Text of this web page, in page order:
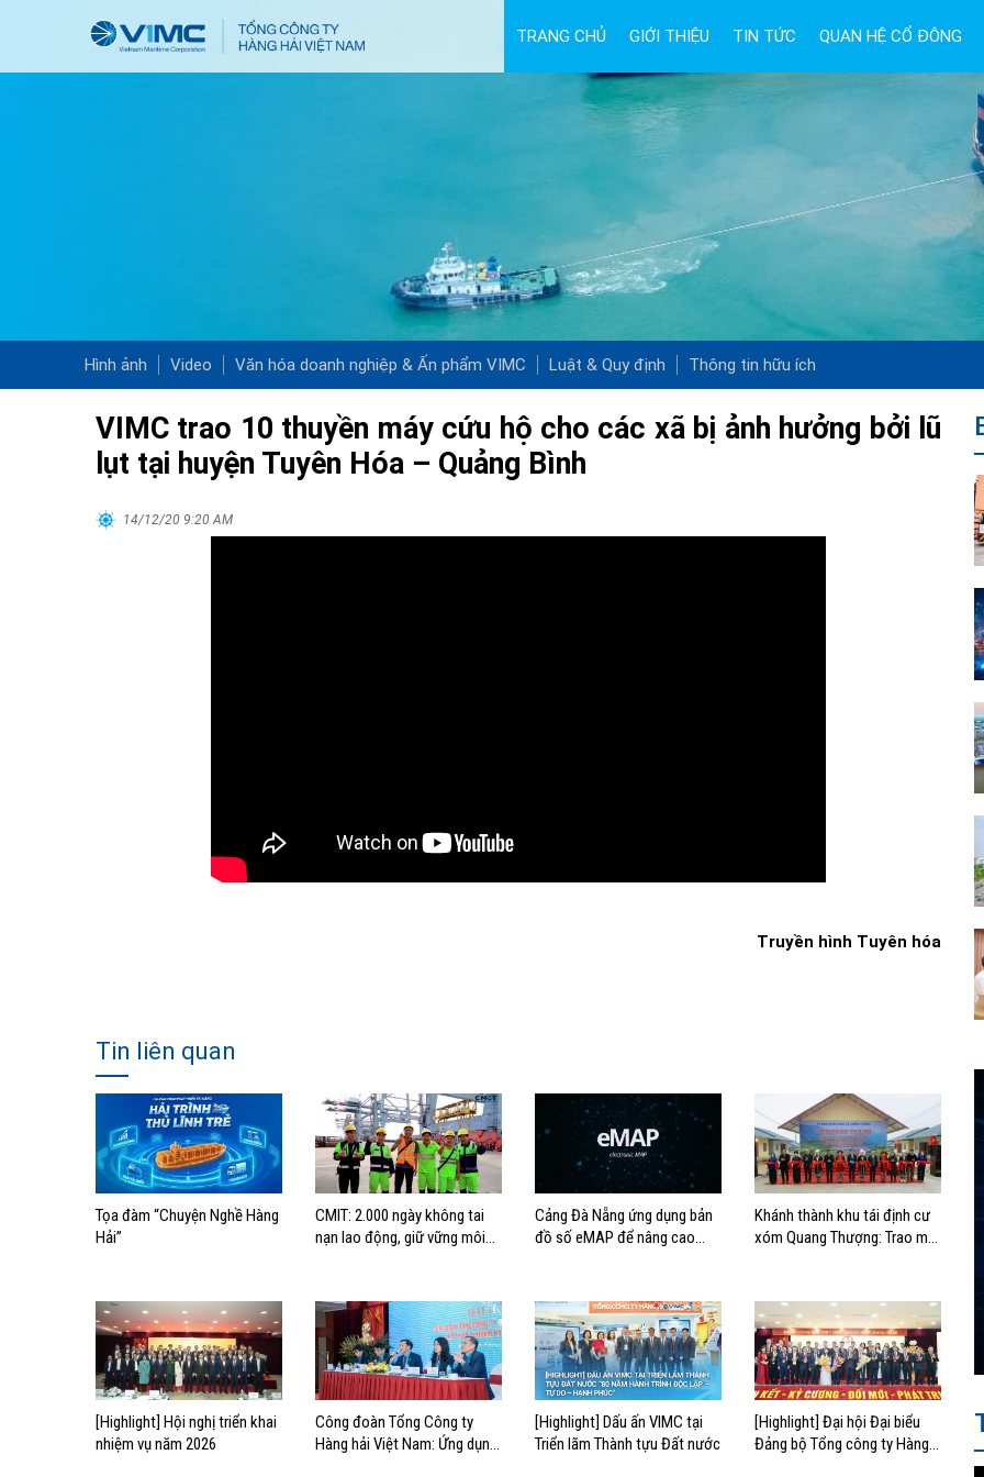
TRANG CHỦ GIỚI THIỆU TIN TỨC QUAN HỆ CỔ ĐÔNG
Hình ảnh Video Văn hóa doanh nghiệp & Ấn phẩm VIMC Luật & Quy định Thông tin hữu ích
VIMC trao 10 thuyền máy cứu hộ cho các xã bị ảnh hưởng bởi lũ
lụt tại huyện Tuyên Hóa – Quảng Bình
14/12/20 9:20 AM
Truyền hình Tuyên hóa
Tin liên quan
Tọa đàm “Chuyện Nghề Hàng
Hải”
CMIT: 2.000 ngày không tai
nạn lao động, giữ vững môi
Cảng Đà Nẵng ứng dụng bản
đồ số eMAP để nâng cao
Khánh thành khu tái định cư
xóm Quang Thượng: Trao mái
[Highlight] Hội nghị triển khai
nhiệm vụ năm 2026
Công đoàn Tổng Công ty
Hàng hải Việt Nam: Ứng dụng
[Highlight] Dấu ấn VIMC tại
Triển lãm Thành tựu Đất nước
[Highlight] Đại hội Đại biểu
Đảng bộ Tổng công ty Hàng